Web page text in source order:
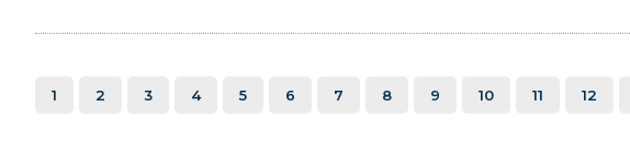
1 2 3 4 5 6 7 8 9 10 11 12